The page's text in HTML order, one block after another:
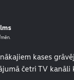
kases
četri TV